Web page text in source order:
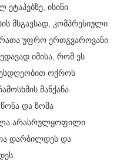
ისინი
მსგავსად, კომპრესიული
რათა უფრო ერთგვაროვანი
იმისა, რომ ეს
ოქროს
მანქანა
და ზომა
არასრულყოფილი
დარბილდეს და